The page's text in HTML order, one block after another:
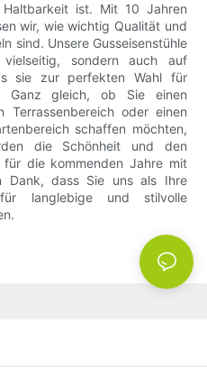
ist. Mit 10 Jahren
wir, wie wichtig Qualität und
sind. Unsere Gusseisenstühle
sondern auch auf
sie zur perfekten Wahl für
Ganz gleich, ob Sie einen
Terrassenbereich oder einen
schaffen möchten,
die Schönheit und den
für die kommenden Jahre mit
Dank, dass Sie uns als Ihre
für langlebige und stilvolle